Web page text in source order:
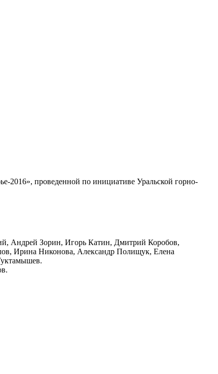
2016», проведенной по инициативе Уральской горно-
Андрей Зорин, Игорь Катин, Дмитрий Коробов,
Ирина Никонова, Александр Полищук, Елена